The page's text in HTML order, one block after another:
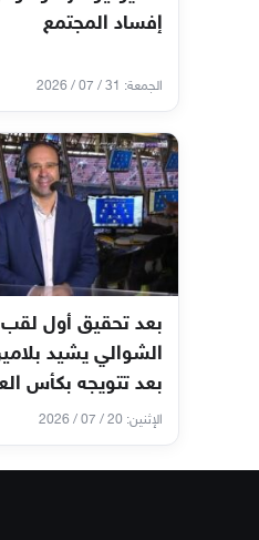
إفساد المجتمع
الجمعة: 31 / 07 / 2026
بعد تحقيق أول
الشوالي يشيد
بعد تتويجه بكأس العالم
الإثنين: 20 / 07 / 2026